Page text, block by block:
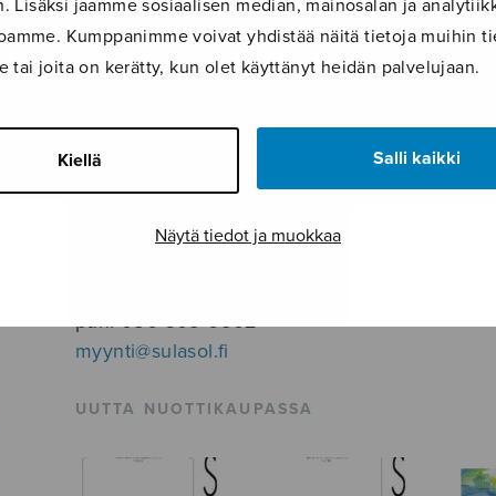
Lisäksi jaamme sosiaalisen median, mainosalan ja
Kumppanimme voivat yhdistää näitä tietoja muihin
tai joita on kerätty, kun olet käyttänyt heidän palvelujaan.
Kiellä Salli kaikki
Näytä tiedot ja muokkaa
Liity Sulasolin nuottipalvelun
liittymään tästä linkistä:
http://eepurl.com/
nuottimyymälään.
puh. 050 305 6502
myynti@sulasol.fi
UUTTA NUOTTIKAUPASSA